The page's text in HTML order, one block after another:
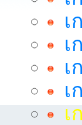
เ
เ
เ
เ
เ